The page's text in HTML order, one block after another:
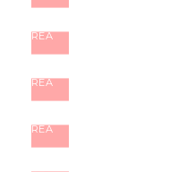
REA
REA
REA